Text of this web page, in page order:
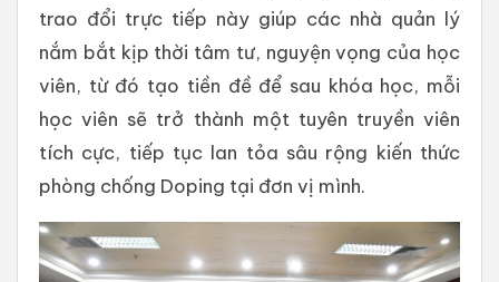
trao đổi trực tiếp này giúp các nhà quản lý
nắm bắt kịp thời tâm tư, nguyện vọng của học
viên, từ đó tạo tiền đề để sau khóa học, mỗi
học viên sẽ trở thành một tuyên truyền viên
tích cực, tiếp tục lan tỏa sâu rộng kiến thức
phòng chống Doping tại đơn vị mình.